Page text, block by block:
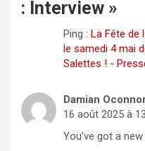
: Interview »
Ping : La Fête de
le samedi 4 mai
Salettes ! -
Damian
16 août 2025 à
You’ve got a